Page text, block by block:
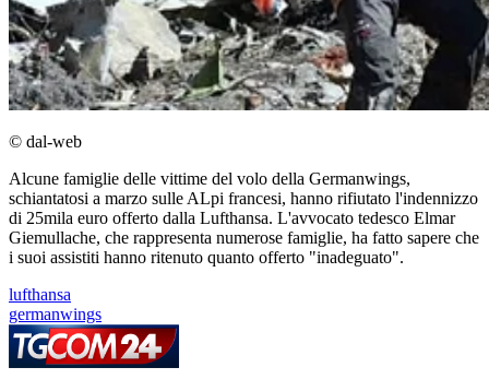
© dal-web
Alcune famiglie delle vittime del volo della Germanwings,
schiantatosi a marzo sulle ALpi francesi, hanno rifiutato l'indennizzo
di 25mila euro offerto dalla Lufthansa. L'avvocato tedesco Elmar
Giemullache, che rappresenta numerose famiglie, ha fatto sapere che
i suoi assistiti hanno ritenuto quanto offerto "inadeguato".
lufthansa
germanwings